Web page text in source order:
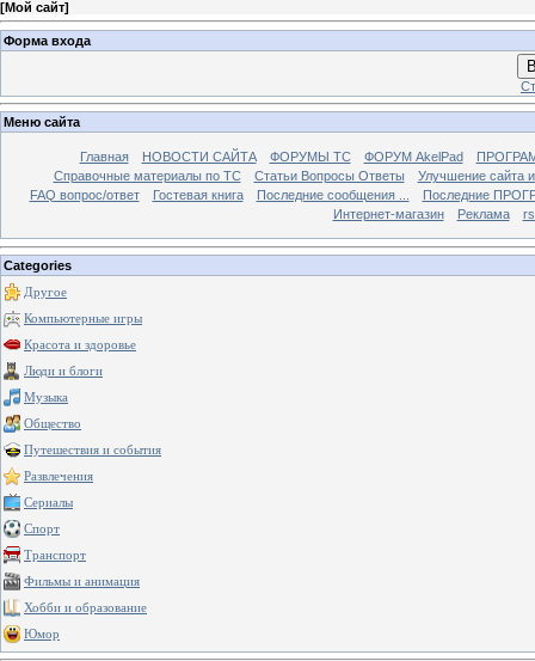
[Мой сайт]
Форма входа
Меню сайта
Главная НОВОСТИ САЙТА ФОРУМЫ TC ФОРУМ AkelPad
Справочные материалы по TС
Статьи Вопросы Ответы
Улучшение сайта
FAQ вопрос/ответ
Гостевая книга Последние сообщения ...
Последние
Интернет-магазин
Реклама
Categories
Другое
Компьютерные игры
Красота и здоровье
Люди и блоги
Музыка
Общество
Путешествия и события
Развлечения
Сериалы
Спорт
Транспорт
Фильмы и анимация
Хобби и образование
Юмор